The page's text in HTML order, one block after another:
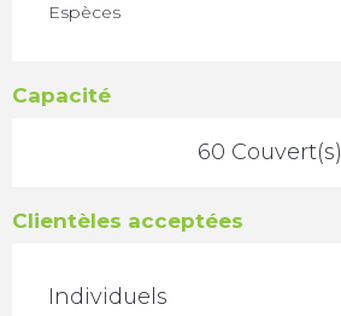
Espèces
Capacité
60 Couvert(s)
Clientèles acceptées
Individuels